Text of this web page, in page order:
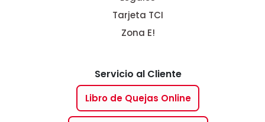
Tarjeta TCI
Zona E!
Servicio al Cliente
Libro de Quejas Online